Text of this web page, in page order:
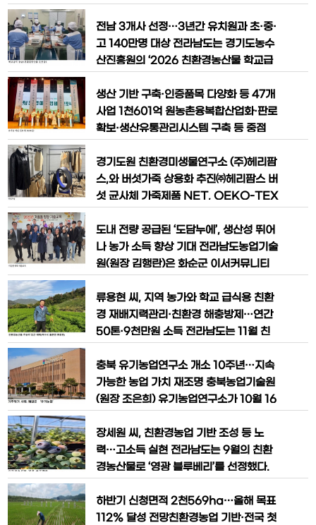
원 대상으로 확정했다고 밝혔다. 이번 지
원은 사업계획의 타당성과 상환 능
해 총 59억 원을 투입하는 「친환경 수산
물 인증 지원 사업」을 본격 추진한다. 이번
사업은 친환경 수산물의 경쟁력 확보와 유
표로 추진된다. 완도군은 그동안 전복·미
역·다시마·파래 등을 생
전남 3개사 선정…3년간 유치원과 초·중·
고 140만명 대상 전라남도는 경기도농수
산진흥원의 ‘2026 친환경농산물 학교급
농산물물류센터, 담양농협, 자연과농부들,
3곳이 선정돼 3년간 경기지역 학교급식
공급을 확정했다고 밝혔다. 이번 공모사업
교 학생 약 140만 명에게 친환경농산물을
공급하는 사업으로, 수도권 학
생산 기반 구축·인증품목 다양화 등 47개
사업 1천601억 원농촌융복합산업화·판로
확보·생산유통관리시스템 구축 등 중점
지 ‘친환경 유기농업 2배 확대’ 목표를 정
한 정부 기조에 맞춰 47개 사업에 1천60
1억 원(자부담 204억 원 포함)을 들여 유
한다고 밝혔다. 전남도는 올해 친환경농업
주요 정책 방향을
경기도원 친환경미생물연구소 (주)헤리팜
스,와 버섯가죽 상용화 추진㈜헤리팜스 버
섯 균사체 가죽제품 NET, OEKO-TEX
반(비건) 가죽 세계시장 규모 약 8억7천
만불 예상 경기도농업기술원은 버섯균사
체 기반 바이오 소재 전문기업 ㈜헤리팜스
화를 위해 협력한다고 19일 밝혔다. ㈜헤
리팜스(대표 임성혁)는 200
도내 전량 공급된 ‘도담누에’, 생산성 뛰어
나 농가 소득 향상 기대 전라남도농업기술
원(원장 김행란)은 화순군 이서커뮤니티
운데 ‘가을철 양잠 기술교육’을 실시했다
고 25일 밝혔다. 이번 교육은 곤충잠업연
구소 이유범 연구사가 강사로 나서, 전남
주제로 진행됐다. ‘도담누에’는 올해 도내
양잠농가에 전량 공급
류용현 씨, 지역 농가와 학교 급식용 친환
경 재배지력관리·친환경 해충방제…연간
50톤·9천만원 소득 전라남도는 11월 친
밝혔다. 당근은 베타카로틴이 풍부해 눈
건강과 면역력 강화에 도움을 주며, 식이
섬유가 많아 장 건강에도 좋은 대표적 건
5촌 품종은 국내 최대 주산지인 제주 당근
과 달리 단단한 조직감과 높은
충북 유기농업연구소 개소 10주년…지속
가능한 농업 가치 재조명 충북농업기술원
(원장 조은희) 유기농업연구소가 10월 16
기념하며, 기후위기 시대에 지속가능한 농
업의 해법으로서 유기농업의 가치를 다시
금 강조했다. 2016년 문을 연 유기농업연
개발 ▲토양 환경 개선 ▲유기농자재 검증
및 보급 ▲농업인 교육과
장세원 씨, 친환경농업 기반 조성 등 노
력…고소득 실현 전라남도는 9월의 친환
경농산물로 ‘영광 블루베리’를 선정했다.
부해 기억력 개선, 시력 보호, 심혈관 질환
예방 등 건강에 좋은 대표적인 슈퍼푸드로
하반기 신청면적 2천569ha…올해 목표
112% 달성 전망친환경농업 기반·전국 첫